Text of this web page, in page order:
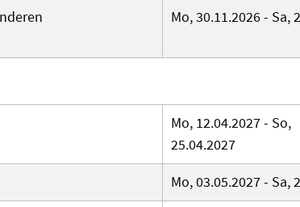
Mo, 30.11.2026 - Sa,
Mo, 12.04.2027 - So,
25.04.2027
Mo, 03.05.2027 - Sa,